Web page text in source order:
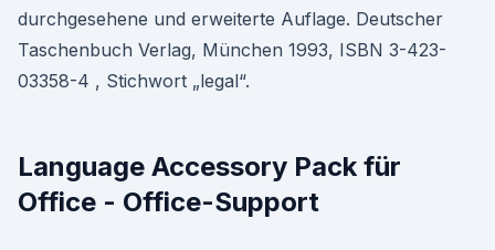
durchgesehene und erweiterte Auflage. Deutscher
Taschenbuch Verlag, München 1993, ISBN 3-423-
03358-4 , Stichwort „legal“.
Language Accessory Pack für
Office - Office-­Support